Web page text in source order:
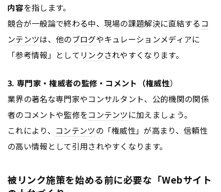
内容を指します。
競合が一般論で終わる中、現場の課題解決に直結する コ
ンテンツは、他のブログやキュレーションメディアに
「参考情報」として リンクされやすくなります。
3. 専門家・権威者の監修・コメント（権威性）
業界の著名な専門家やコンサルタント、公的機関の関係
者のコメントや監修をコンテンツに加えましょう。
これにより、 コンテンツの「権威性」が高まり、信頼性
の高い情報として引用されやすくなります。
被リンク施策を始める前に必要な「Webサイト